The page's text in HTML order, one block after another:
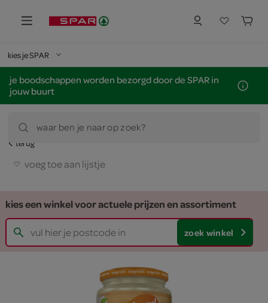
kies je SPAR
je boodschappen worden bezorgd door de SPAR in
jouw buurt
waar ben je naar op zoek?
terug
voeg toe aan lijstje
kies een winkel voor actuele prijzen en assortiment
zoek winkel